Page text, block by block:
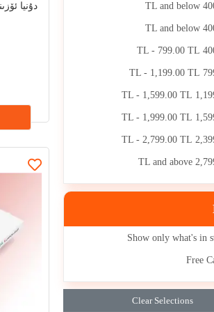
مەۋدۇدىي
قەرەداۋى
ئارسلان
قارىھاجىم سابىت
Muhammad
فەيسەل ئىبنى مىسفىر
Imam Ibn Qayyim al-
مۇھەممەد ئەلئەرىيفىي
Tahirjan
مۇراد
Abu Pamir al-Haqqi
Habibullah
Sabirjan
Tursunjan
Muhammad
Abdullah
Abdul Ahad
Abd al-Razzaq
Abd al-Razzaq
Ahtamjan
Hussein
Abu
رەجەب
400.00
400.00
400.00
799.00
1,199.00 TL
1,599.00 TL
2,399.00 TL
2,799.00
Show only what's in
Free
Clear Selections
دۇنيا